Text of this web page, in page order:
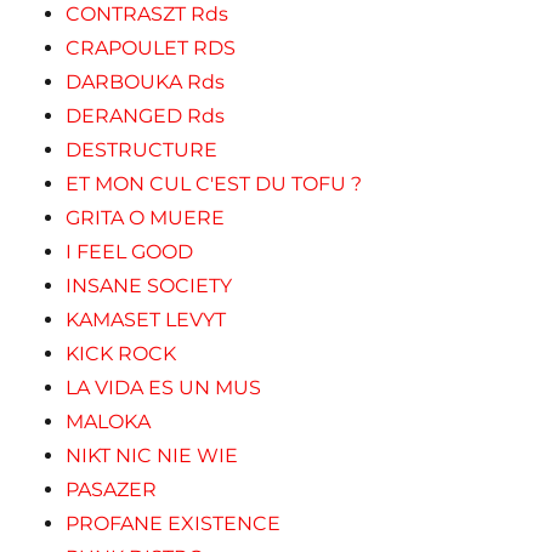
CONTRASZT Rds
CRAPOULET RDS
DARBOUKA Rds
DERANGED Rds
DESTRUCTURE
ET MON CUL C'EST DU TOFU ?
GRITA O MUERE
I FEEL GOOD
INSANE SOCIETY
KAMASET LEVYT
KICK ROCK
LA VIDA ES UN MUS
MALOKA
NIKT NIC NIE WIE
PASAZER
PROFANE EXISTENCE